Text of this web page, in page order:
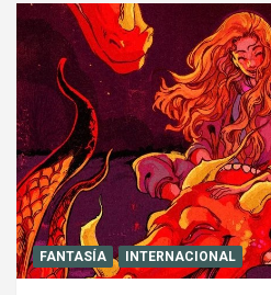
FANTASÍA INTERNACIONAL